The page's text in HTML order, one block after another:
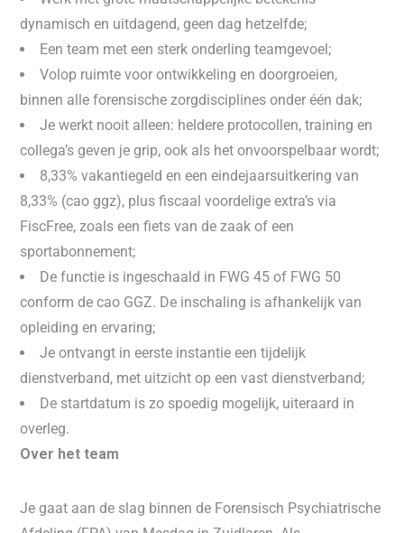
dynamisch en uitdagend, geen dag hetzelfde;
Een team met een sterk onderling teamgevoel;
Volop ruimte voor ontwikkeling en doorgroeien,
binnen alle forensische zorgdisciplines onder één dak;
Je werkt nooit alleen: heldere protocollen, training en
collega’s geven je grip, ook als het onvoorspelbaar wordt;
8,33% vakantiegeld en een eindejaarsuitkering van
8,33% (cao ggz), plus fiscaal voordelige extra’s via
FiscFree, zoals een fiets van de zaak of een
sportabonnement;
De functie is ingeschaald in FWG 45 of FWG 50
conform de cao GGZ. De inschaling is afhankelijk van
opleiding en ervaring;
Je ontvangt in eerste instantie een tijdelijk
dienstverband, met uitzicht op een vast dienstverband;
De startdatum is zo spoedig mogelijk, uiteraard in
overleg.
Over het team
Je gaat aan de slag binnen de Forensisch Psychiatrische